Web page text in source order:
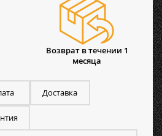
Возврат в течении 1
месяца
Доставка